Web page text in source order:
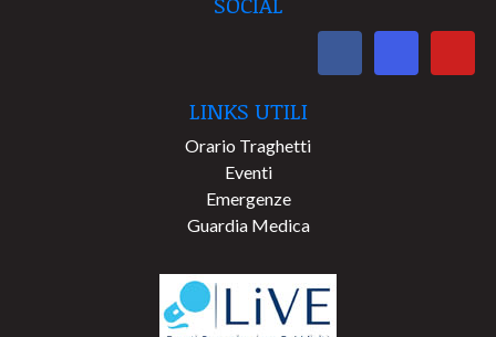
LINKS UTILI
Orario Traghetti
Eventi
Emergenze
Guardia Medica